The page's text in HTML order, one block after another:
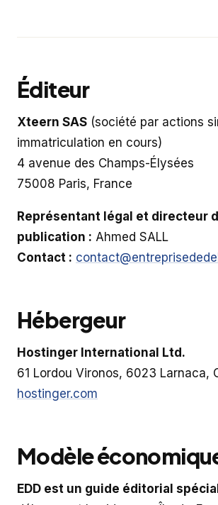
Éditeur
Xteern SAS (société par actions
immatriculation en cours)
4 avenue des Champs-Élysées
75008 Paris, France
Représentant légal et directeur
publication : Ahmed SALL
Contact :
Hébergeur
Hostinger International Ltd.
61 Lordou Vironos, 6023 Larnaca,
hostinger.com
Modèle
EDD est un guide éditorial